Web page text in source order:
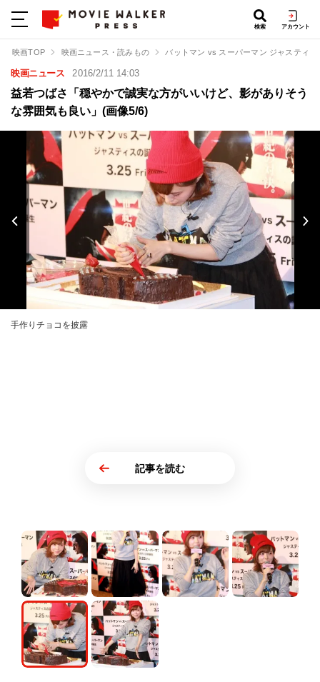
検索 アカウント
映画TOP 映画ニュース・読みもの バットマン vs スーパーマン ジャスティス
映画ニュース 2016/2/11 14:03
益若つばさ「穏やかで誠実な方がいいけど、影がありそう
な雰囲気も良い」(画像5/6)
手作りチョコを披露
記事を読む